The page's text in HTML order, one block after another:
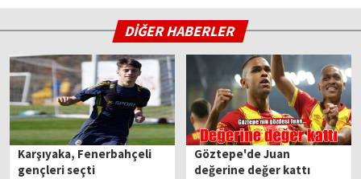
DİĞER HABERLER
Karşıyaka, Fenerbahçeli
gençleri seçti
Göztepe'de Juan
değerine değer kattı